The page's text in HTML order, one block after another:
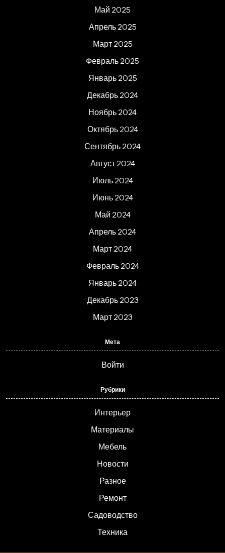
Май 2025
Апрель 2025
Март 2025
Февраль 2025
Январь 2025
Декабрь 2024
Ноябрь 2024
Октябрь 2024
Сентябрь 2024
Август 2024
Июль 2024
Июнь 2024
Май 2024
Апрель 2024
Март 2024
Февраль 2024
Январь 2024
Декабрь 2023
Март 2023
Мета
Войти
Рубрики
Интерьер
Материалы
Мебель
Новости
Разное
Ремонт
Садоводство
Техника